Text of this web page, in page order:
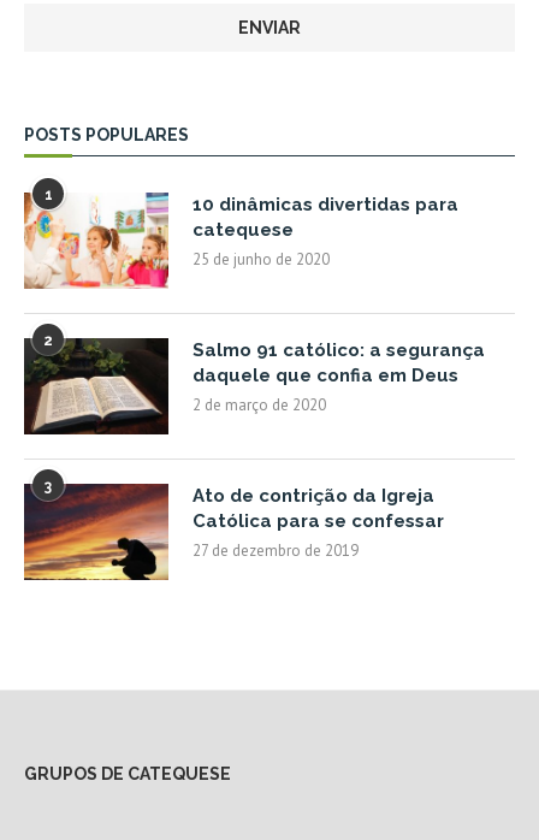
POSTS POPULARES
1
10 dinâmicas divertidas para
catequese
25 de junho de 2020
2
Salmo 91 católico: a segurança
daquele que confia em Deus
2 de março de 2020
3
Ato de contrição da Igreja
Católica para se confessar
27 de dezembro de 2019
GRUPOS DE CATEQUESE